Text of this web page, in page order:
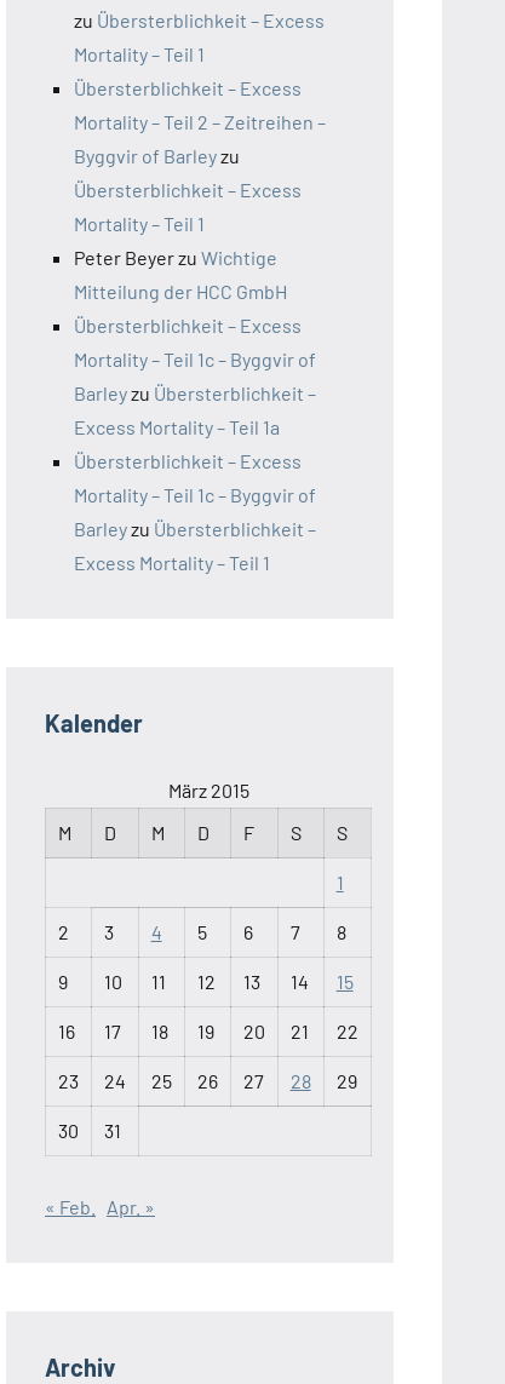
zu Übersterblichkeit – Excess
Mortality – Teil 1
Übersterblichkeit – Excess
Mortality – Teil 2 – Zeitreihen –
Byggvir of Barleyzu
Übersterblichkeit – Excess
Mortality – Teil 1
Peter Beyerzu Wichtige
Mitteilung der HCC GmbH
Übersterblichkeit – Excess
Mortality – Teil 1c – Byggvir of
Barleyzu Übersterblichkeit –
Excess Mortality – Teil 1a
Übersterblichkeit – Excess
Mortality – Teil 1c – Byggvir of
Barleyzu Übersterblichkeit –
Excess Mortality – Teil 1
Kalender
März 2015
M
D M D F S S
1
2 3 4 5 6 7 8
9 10 11 12 13 14 15
16 17 18 19 20 21 22
23 24 25 26 27 28 29
30 31
« Feb. Apr. »
Archiv